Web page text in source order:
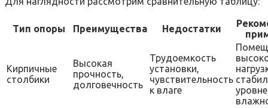
Тип опоры Преимущества Недостатки
Кирпичные
столбики
Высокая
прочность,
долговечность
Трудоемкость
установки,
чувствительность
к влаге